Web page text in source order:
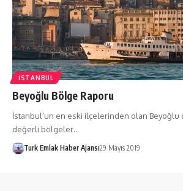
İSTANBUL
Beyoğlu Bölge Raporu
İstanbul’un en eski ilçelerinden olan Beyoğlu
değerli bölgeler…
Turk Emlak Haber Ajansı29 Mayıs 2019